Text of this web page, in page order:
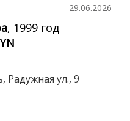
29.06.2026
, 1999 год
Радужная ул., 9